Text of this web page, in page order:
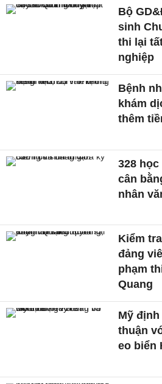
Bộ
sinh
thi lại
nghiệp
Bệnh
khám
thêm
328
cân
nhân
Kiểm
đảng
phạm
Quang
Mỹ
thuận
eo biển